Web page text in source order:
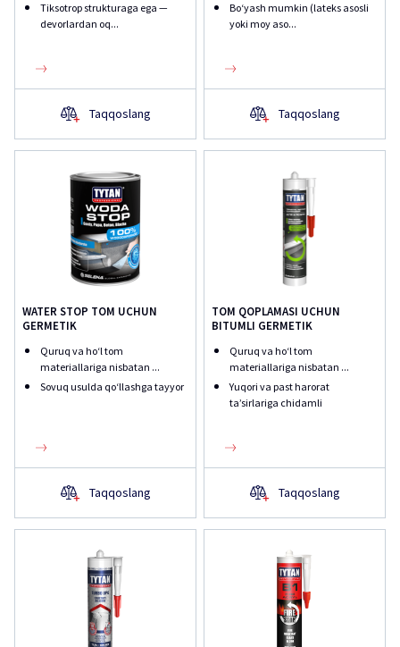
Tiksotrop strukturaga ega —
devorlardan oq...
Taqqoslang
Boʻyash mumkin (lateks asosli
yoki moy aso...
Taqqoslang
WATER STOP TOM UCHUN
GERMETIK
Quruq va hoʻl tom
materiallariga nisbatan ...
Sovuq usulda qoʻllashga tayyor
Taqqoslang
TOM QOPLAMASI UCHUN
BITUMLI GERMETIK
Quruq va hoʻl tom
materiallariga nisbatan ...
Yuqori va past harorat
ta’sirlariga chidamli
Taqqoslang